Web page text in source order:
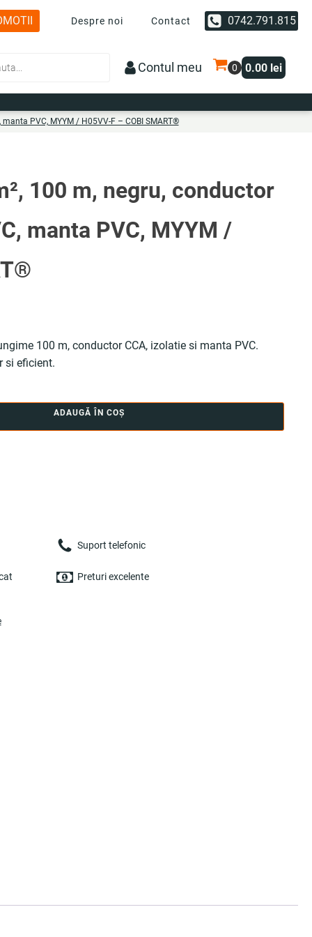
Despre noi Contact 0742.791.815
Contul meu 0.00 lei
PVC, MYYM / H05VV-F – COBI SMART®
100 m, negru, conductor
manta PVC, MYYM /
100 m, conductor CCA, izolatie si manta PVC.
si eficient.
ADAUGĂ ÎN COȘ
Suport telefonic
Preturi excelente